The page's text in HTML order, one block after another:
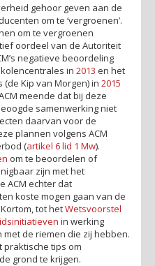
gehoor geven aan de
om te ‘vergroenen’.
om te vergroenen
oordeel van de Autoriteit
negatieve beoordeling
in 2013 en het
Kip van Morgen) in 2015
meende dat bij deze
samenwerking niet
daarvan voor de
plannen volgens ACM
(artikel 6 lid 1 Mw).
om te beoordelen of
zijn met het
ACM echter dat
koste mogen gaan van de
tot hetWetsvoorstel
in werking
de riemen die zij hebben.
praktische tips om
grond te krijgen.